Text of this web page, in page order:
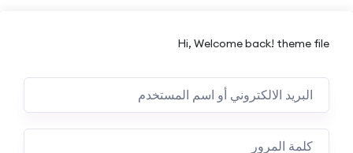
Hi, Welcome back! theme file